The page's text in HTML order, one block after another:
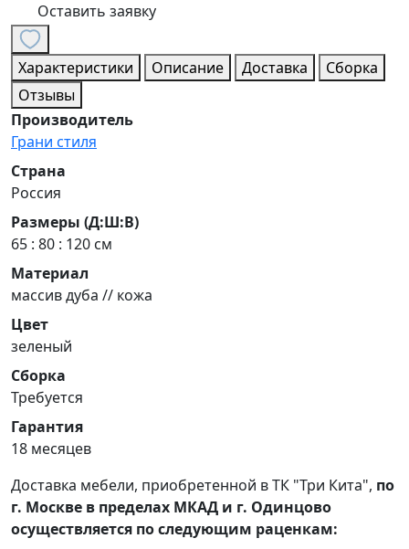
Оставить заявку
Характеристики Описание Доставка
Сборка
Отзывы
Производитель
Грани стиля
Страна
Россия
Размеры (Д:Ш:В)
65 : 80 : 120 см
Материал
массив дуба // кожа
Цвет
зеленый
Сборка
Требуется
Гарантия
18 месяцев
Доставка мебели, приобретенной в ТК "Три Кита", по
г. Москве в пределах МКАД и г. Одинцово
осуществляется по следующим раценкам: